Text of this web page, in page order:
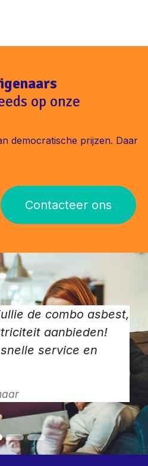
op onze
democratische prijzen. Daar
Contacteer ons
de combo asbest,
aanbieden!
service en